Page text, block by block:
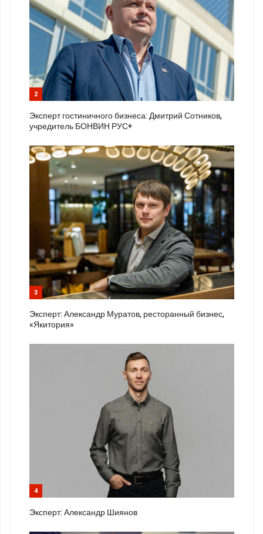
2
Эксперт гостиничного бизнеса: Дмитрий Сотников,
учредитель БОНВИН РУС+
3
Эксперт: Александр Муратов, ресторанный бизнес,
«Якитория»
4
Эксперт: Александр Шиянов